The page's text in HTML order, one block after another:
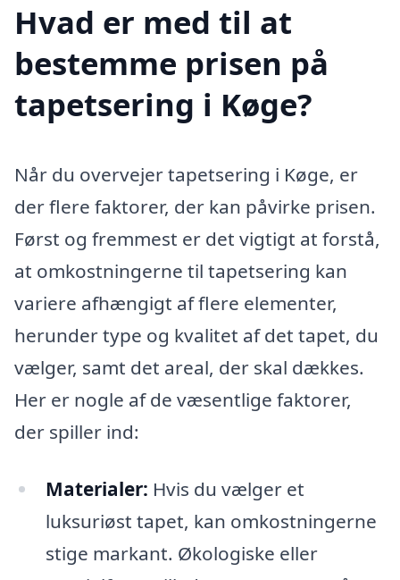
Hvad er med til at
bestemme prisen på
tapetsering i Køge?
Når du overvejer tapetsering i Køge, er
der flere faktorer, der kan påvirke prisen.
Først og fremmest er det vigtigt at forstå,
at omkostningerne til tapetsering kan
variere afhængigt af flere elementer,
herunder type og kvalitet af det tapet, du
vælger, samt det areal, der skal dækkes.
Her er nogle af de væsentlige faktorer,
der spiller ind:
Materialer: Hvis du vælger et
luksuriøst tapet, kan omkostningerne
stige markant. Økologiske eller